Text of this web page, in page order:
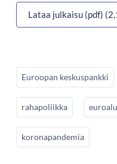
Lataa julkaisu (pdf)
Euroopan keskuspankki
rahapoliikka
koronapandemia